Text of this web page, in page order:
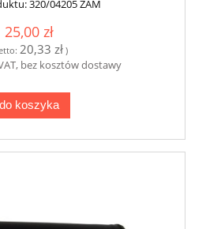
320/04205 ZAM
25,00 zł
20,33 zł )
bez kosztów dostawy
do koszyka